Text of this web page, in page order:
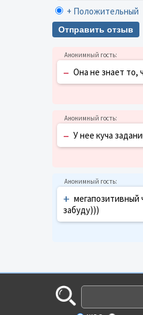
+ Положительный
Отправить отзыв
– Она не знает то,
– У нее куча
+ мегапозитивный
забуду)))